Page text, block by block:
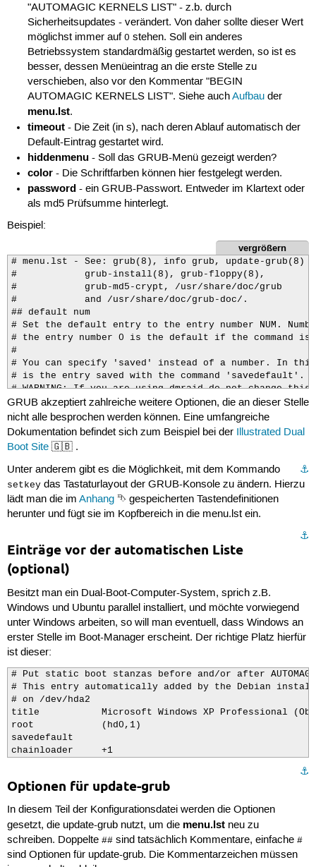
"AUTOMAGIC KERNELS LIST" - z.b. durch
Sicherheitsupdates - verändert. Von daher sollte dieser Wert
möglichst immer auf0 stehen. Soll ein anderes
Betriebssystem standardmäßig gestartet werden, so ist es
besser, dessen Menüeintrag an die erste Stelle zu
verschieben, also vor den Kommentar "BEGIN
AUTOMAGIC KERNELS LIST". Siehe auchAufbau der
menu.lst.
timeout - Die Zeit (in s), nach deren Ablauf automatisch der
Default-Eintrag gestartet wird.
hiddenmenu - Soll das GRUB-Menü gezeigt werden?
color - Die Schriftfarben können hier festgelegt werden.
password - ein GRUB-Passwort. Entweder im Klartext oder
als md5 Prüfsumme hinterlegt.
Beispiel:
vergrößern
# menu.lst - See: grub(8), info grub, update-grub(8)
#            grub-install(8), grub-floppy(8),
#            grub-md5-crypt, /usr/share/doc/grub
#            and /usr/share/doc/grub-doc/.
## default num
# Set the default entry to the entry number NUM.
# the entry number 0 is the default if the command is
#
# You can specify 'saved' instead of a number. In
# is the entry saved with the command 'savedefault'.
# WARNING: If you are using dmraid do not change
# array will desync and will not let you boot your
default         0
## timeout sec
# Set a timeout, in SEC seconds, before
# (normally the first entry defined).
timeout         10
## hiddenmenu
# Hides the menu by default (press ESC to see the
#hiddenmenu
# Pretty colours
# If used in the first section of a menu file,
# control (menu entry editor and command-line)  and
# command 'lock'
# e.g. password topsecret
#      password --md5 $1$gLhU0/$aW78kHK1QfV3P2b2znUoe/
# password topsecret
GRUB akzeptiert zahlreiche weitere Optionen, die an dieser Stelle
nicht alle besprochen werden können. Eine umfangreiche
Dokumentation befindet sich zum Beispiel bei der Illustrated Dual
Boot Site🇬🇧 .
⚓︎
Unter anderem gibt es die Möglichkeit, mit dem Kommando
setkeydas Tastaturlayout der GRUB-Konsole zu ändern. Hierzu
lädt man die im Anhang⮷ gespeicherten Tastendefinitionen
herunter und fügt sie im Kopfbereich in die menu.lst ein.
⚓︎
Einträge vor der automatischen Liste
(optional)
Besitzt man ein Dual-Boot-Computer-System, sprich z.B.
Windows und Ubuntu parallel installiert, und möchte vorwiegend
unter Windows arbeiten, so will man eventuell, dass Windows an
erster Stelle im Boot-Manager erscheint. Der richtige Platz hierfür
ist dieser:
# Put static boot stanzas before and/or after AUTOMAGIC
# This entry automatically added by the Debian
# on /dev/hda2
title           Microsoft Windows XP Professional
root            (hd0,1)
savedefault
chainloader     +1
⚓︎
Optionen für update-grub
In diesem Teil der Konfigurationsdatei werden die Optionen
gesetzt, die update-grub nutzt, um die menu.lstneu zu
schreiben. Doppelte ##sind tatsächlich Kommentare, einfache #
sind Optionen für update-grub. Die Kommentarzeichen müssen